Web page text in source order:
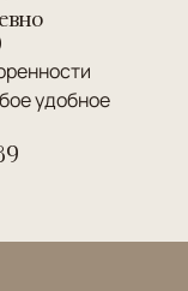
удобное